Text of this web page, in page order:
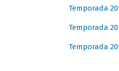
Temporada
Temporada
Temporada